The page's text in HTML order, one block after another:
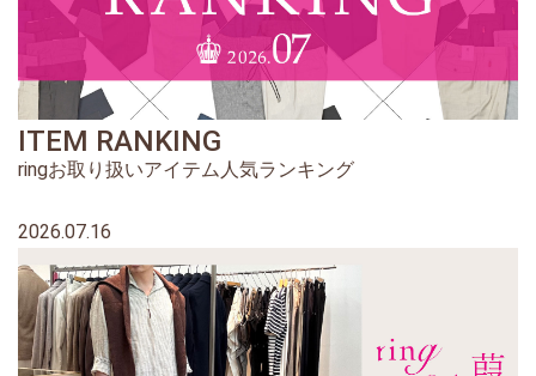
ITEM RANKING
ringお取り扱いアイテム人気ランキング
2026.07.16